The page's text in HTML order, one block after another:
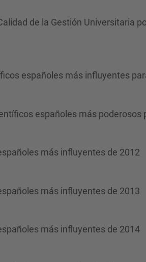
de la Gestión Universitaria
españoles más influyentes
españoles más poderosos
más influyentes de 2012
más influyentes de 2013
más influyentes de 2014